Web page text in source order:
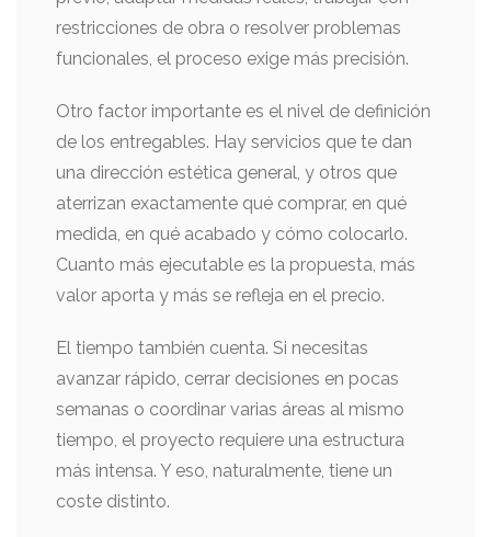
restricciones de obra o resolver problemas
funcionales, el proceso exige más precisión.
Otro factor importante es el nivel de definición
de los entregables. Hay servicios que te dan
una dirección estética general, y otros que
aterrizan exactamente qué comprar, en qué
medida, en qué acabado y cómo colocarlo.
Cuanto más ejecutable es la propuesta, más
valor aporta y más se refleja en el precio.
El tiempo también cuenta. Si necesitas
avanzar rápido, cerrar decisiones en pocas
semanas o coordinar varias áreas al mismo
tiempo, el proyecto requiere una estructura
más intensa. Y eso, naturalmente, tiene un
coste distinto.